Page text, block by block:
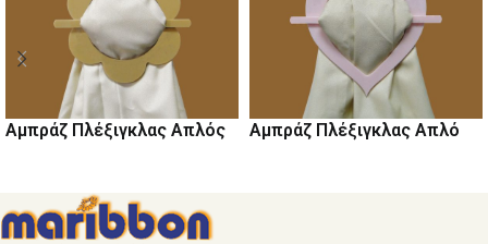
Αμπράζ Πλέξιγκλας Απλός Αμπράζ Πλέξιγκλας Απλό